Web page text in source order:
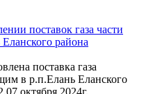
поставок газа части
района
поставка газа
в р.п.Елань Еланского
октября 2024г.